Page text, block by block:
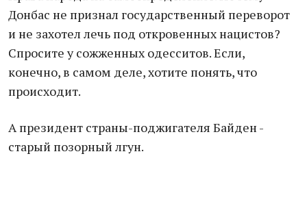
Донбас не признал государственный переворот
и не захотел лечь под откровенных нацистов?
Спросите у сожженных одесситов. Если,
конечно, в самом деле, хотите понять, что
происходит.
А президент страны-поджигателя Байден -
старый позорный лгун.